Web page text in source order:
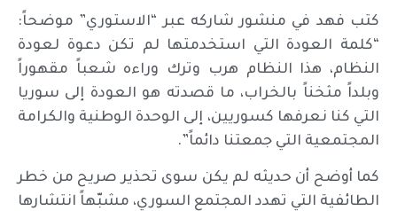
كتب فهد في منشور شاركه عبر “الاستوري” موضحاً:
“كلمة العودة التي استخدمتها لم تكن دعوة لعودة
النظام، هذا النظام هرب وترك وراءه شعباً مقهوراً
وبلداً مثخناً بالخراب، ما قصدته هو العودة إلى سوريا
التي كنا نعرفها كسوريين، إلى الوحدة الوطنية والكرامة
المجتمعية التي جمعتنا دائماً”.
كما أوضح أن حديثه لم يكن سوى تحذير صريح من خطر
الطائفية التي تهدد المجتمع السوري، مشبّهاً انتشارها